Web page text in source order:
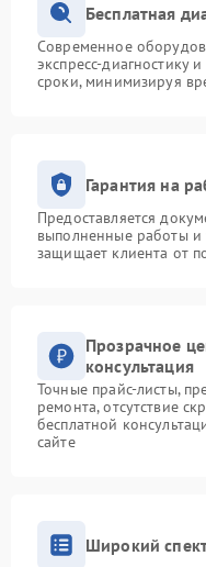
Бесплатная
Современное
экспресс-диагностику
сроки, минимизируя
Гарантия на
Предоставляется
выполненные работы и
защищает клиента от
Прозрачное
консультация
Точные прайс-листы,
ремонта, отсутствие
бесплатной
сайте
Широкий